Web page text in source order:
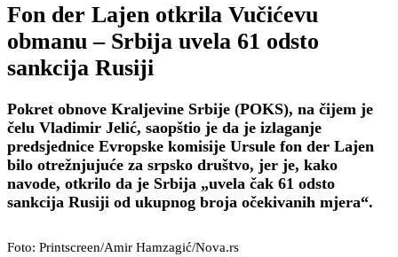
Fon der Lajen otkrila Vučićevu
obmanu – Srbija uvela 61 odsto
sankcija Rusiji
Pokret obnove Kraljevine Srbije (POKS), na čijem je
čelu Vladimir Jelić, saopštio je da je izlaganje
predsjednice Evropske komisije Ursule fon der Lajen
bilo otrežnjujuće za srpsko društvo, jer je, kako
navode, otkrilo da je Srbija „uvela čak 61 odsto
sankcija Rusiji od ukupnog broja očekivanih mjera“.
Foto: Printscreen/Amir Hamzagić/Nova.rs